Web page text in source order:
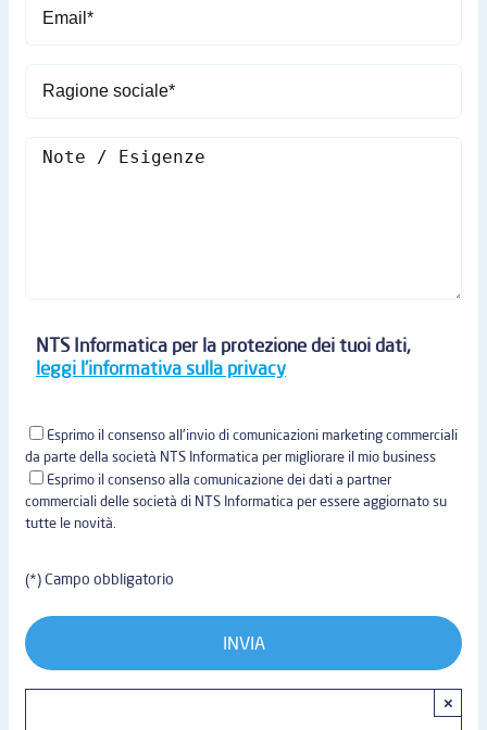
NTS Informatica per la protezione dei tuoi dati,
leggi l'informativa sulla privacy
Esprimo il consenso all'invio di comunicazioni marketing commerciali
da parte della società NTS Informatica per migliorare il mio business
Esprimo il consenso alla comunicazione dei dati a partner
commerciali delle società di NTS Informatica per essere aggiornato su
tutte le novità.
(*) Campo obbligatorio
×